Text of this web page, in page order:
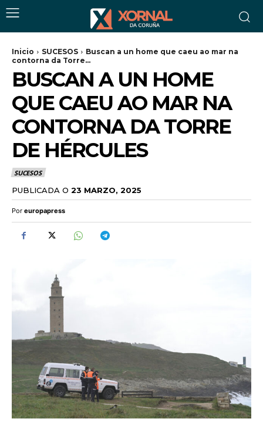
Inicio SUCESOS
Buscan a un home que caeu ao mar na
contorna da Torre...
BUSCAN A UN HOME
QUE CAEU AO MAR NA
CONTORNA DA TORRE
DE HÉRCULES
SUCESOS
PUBLICADA O 23 MARZO, 2025
Por europapress